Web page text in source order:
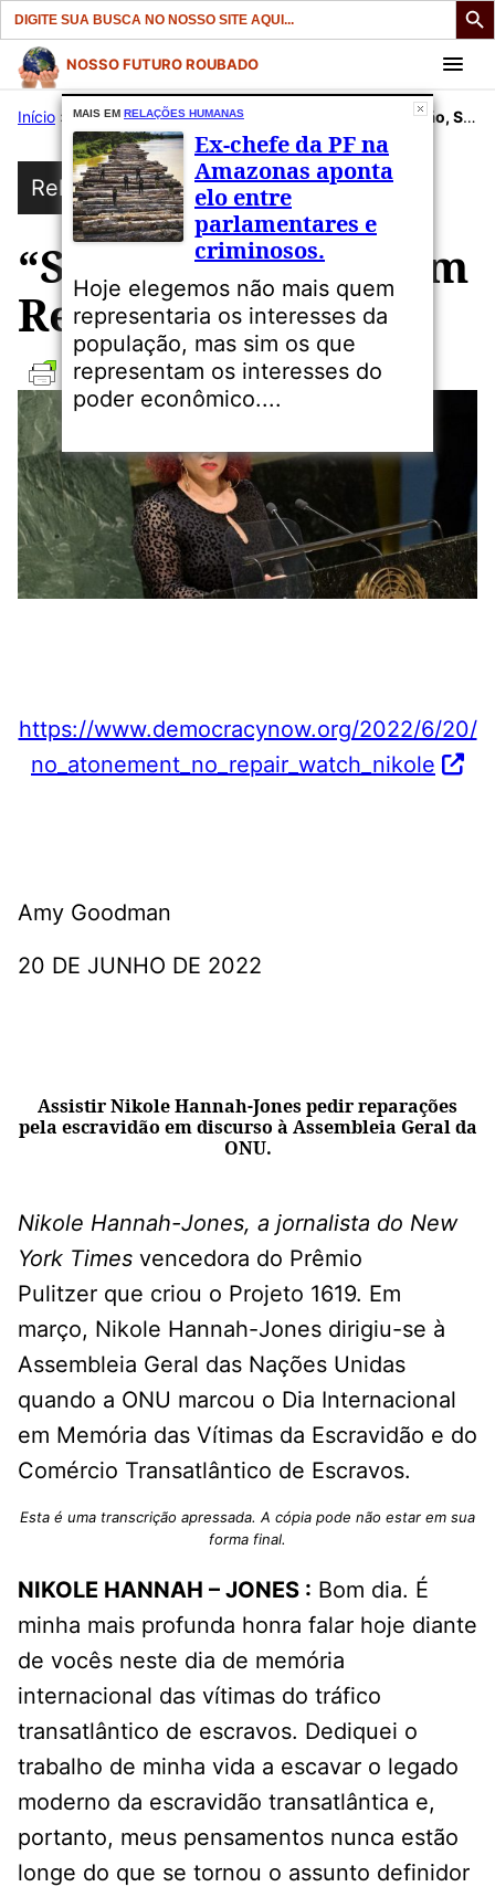
Search
for:
Pular
para
conteúdo
NOSSO FUTURO ROUBADO
Início » Publicações»Relações Humanas “Sem Expiação, Sem Reparação”
Relações Humanas
“Sem Expiação, Sem
Reparação”
https://www.democracynow.org/2022/6/20/
no_atonement_no_repair_watch_nikole
Amy Goodman
20 DE JUNHO DE 2022
Assistir Nikole Hannah-Jones pedir reparações
pela escravidão em discurso à Assembleia Geral da
ONU.
Nikole Hannah-Jones, a jornalista do New
York Times vencedora do Prêmio
Pulitzer que criou o Projeto 1619. Em
março, Nikole Hannah-Jones dirigiu-se à
Assembleia Geral das Nações Unidas
quando a ONU marcou o Dia Internacional
em Memória das Vítimas da Escravidão e do
Comércio Transatlântico de Escravos.
Esta é uma transcrição apressada. A cópia pode não estar em sua
forma final.
NIKOLE HANNAH – JONES : Bom dia. É
minha mais profunda honra falar hoje diante
de vocês neste dia de memória
internacional das vítimas do tráfico
transatlântico de escravos. Dediquei o
trabalho de minha vida a escavar o legado
moderno da escravidão transatlântica e,
portanto, meus pensamentos nunca estão
longe do que se tornou o assunto definidor
MAIS EM RELAÇÕES HUMANAS
Ex-chefe da PF na
Amazonas aponta
elo entre
parlamentares e
criminosos.
Hoje elegemos não mais quem
representaria os interesses da
população, mas sim os que
representam os interesses do
poder econômico....